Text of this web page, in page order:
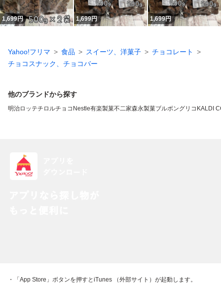
1,699円 1,699円 1,699円
Yahoo!フリマ 食品 スイーツ、洋菓子
チョコレート
チョコスナック、チョコバー
他のブランドから探す
明治ロッテチロルチョコ Nestle有楽製菓不二家森永製菓ブルボングリコ KALDI
・「App Store」ボタンを押すとiTunes （外部サイト）が起動します。